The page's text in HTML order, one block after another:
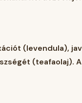
(levendula),
(teafaolaj).